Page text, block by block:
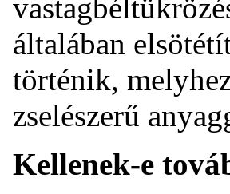
általában
történik,
zselészerű
Kellenek-e